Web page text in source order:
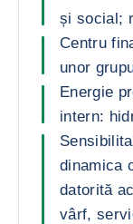
și social;
Centru
unor
Energie
intern:
dinamica
datorită
vârf,